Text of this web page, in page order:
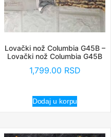
Lovački nož Columbia G45B –
Lovački nož Columbia G45B
1,799.00 RSD
Dodaj u korpu